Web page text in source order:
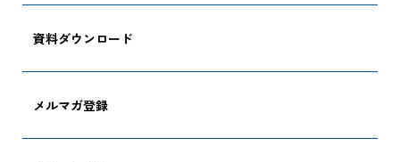
資料ダウンロード
メルマガ登録